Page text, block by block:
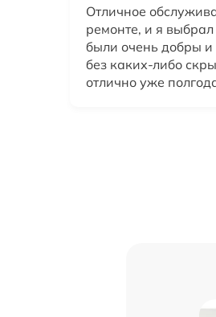
Отличное
ремонте, и я
были очень добры
без каких-либо
отлично уже